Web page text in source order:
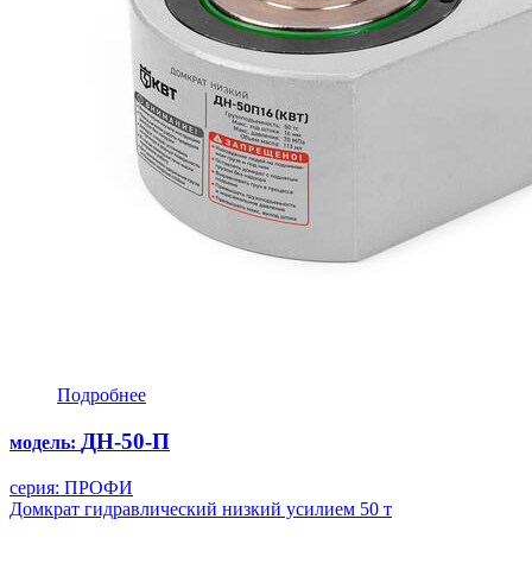
Подробнее
модель: ДН-50-П
серия: ПРОФИ
Домкрат гидравлический низкий усилием 50 т